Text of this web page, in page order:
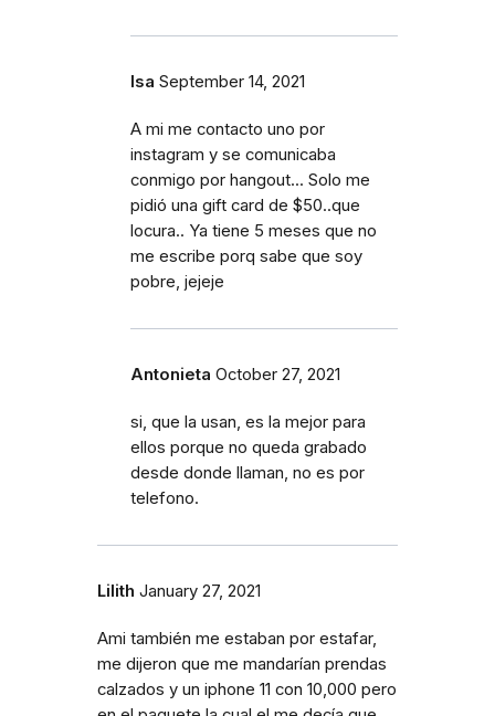
Isa September 14, 2021
A mi me contacto uno por
instagram y se comunicaba
conmigo por hangout... Solo me
pidió una gift card de $50..que
locura.. Ya tiene 5 meses que no
me escribe porq sabe que soy
pobre, jejeje
Antonieta October 27, 2021
si, que la usan, es la mejor para
ellos porque no queda grabado
desde donde llaman, no es por
telefono.
Lilith January 27, 2021
Ami también me estaban por estafar,
me dijeron que me mandarían prendas
calzados y un iphone 11 con 10,000 pero